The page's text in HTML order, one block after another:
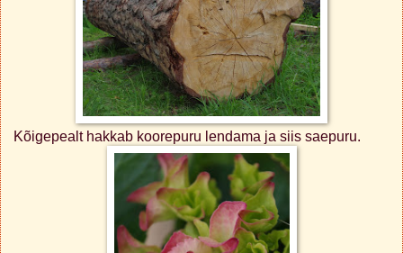
Kõigepealt hakkab koorepuru lendama ja siis saepuru.